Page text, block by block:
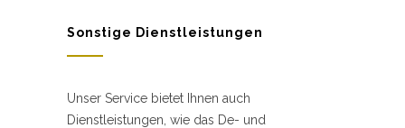
Sonstige Dienstleistungen
Unser Service bietet Ihnen auch
Dienstleistungen, wie das De- und